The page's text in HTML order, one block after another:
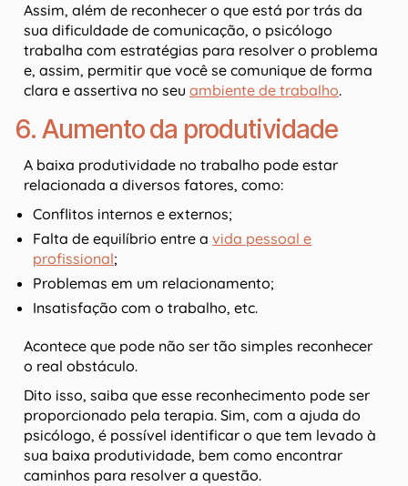
Assim, além de reconhecer o que está por trás da
sua dificuldade de comunicação, o psicólogo
trabalha com estratégias para resolver o problema
e, assim, permitir que você se comunique de forma
clara e assertiva no seu ambiente de trabalho.
6. Aumento da produtividade
A baixa produtividade no trabalho pode estar
relacionada a diversos fatores, como:
Conflitos internos e externos;
Falta de equilíbrio entre a vida pessoal e
profissional;
Problemas em um relacionamento;
Insatisfação com o trabalho, etc.
Acontece que pode não ser tão simples reconhecer
o real obstáculo.
Dito isso, saiba que esse reconhecimento pode ser
proporcionado pela terapia. Sim, com a ajuda do
psicólogo, é possível identificar o que tem levado à
sua baixa produtividade, bem como encontrar
caminhos para resolver a questão.